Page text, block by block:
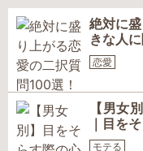
絶対に
きな人
恋愛
【男女
｜目を
モテる